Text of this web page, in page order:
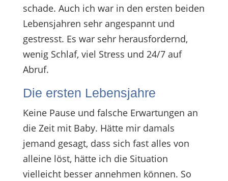
schade. Auch ich war in den ersten beiden
Lebensjahren sehr angespannt und
gestresst. Es war sehr herausfordernd,
wenig Schlaf, viel Stress und 24/7 auf
Abruf.
Die ersten Lebensjahre
Keine Pause und falsche Erwartungen an
die Zeit mit Baby. Hätte mir damals
jemand gesagt, dass sich fast alles von
alleine löst, hätte ich die Situation
vielleicht besser annehmen können. So